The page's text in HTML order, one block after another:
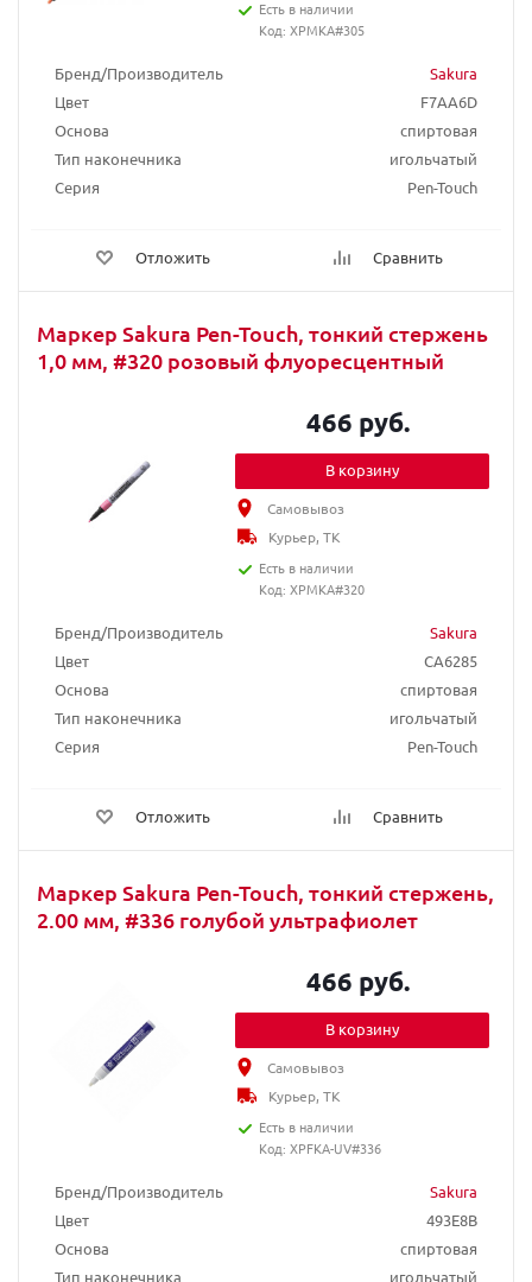
Бренд/Производитель
Sakura
Цвет
F7AA6D
Основа
спиртовая
Тип наконечника
игольчатый
Серия
Pen-Touch
Отложить Сравнить
Есть в наличии
Код: XPMKA#305
Маркер Sakura Pen-Touch, тонкий стержень
1,0 мм, #320 розовый флуоресцентный
Бренд/Производитель
Sakura
Цвет
CA6285
Основа
спиртовая
Тип наконечника
игольчатый
Серия
Pen-Touch
Отложить Сравнить
466 руб.
В корзину
Самовывоз
Курьер, ТК
Есть в наличии
Код: XPMKA#320
Маркер Sakura Pen-Touch, тонкий стержень,
2.00 мм, #336 голубой ультрафиолет
Бренд/Производитель
Sakura
Цвет
493E8B
Основа
спиртовая
Тип наконечника
игольчатый
466 руб.
В корзину
Самовывоз
Курьер, ТК
Есть в наличии
Код: XPFKA-UV#336